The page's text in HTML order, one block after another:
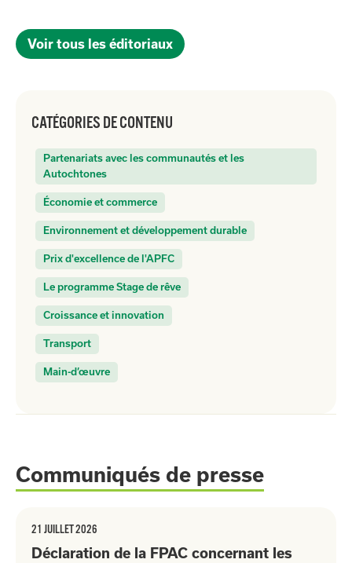
Voir tous les éditoriaux
CATÉGORIES DE CONTENU
Partenariats avec les communautés et les
Autochtones
Économie et commerce
Environnement et développement durable
Prix d'excellence de l'APFC
Le programme Stage de rêve
Croissance et innovation
Transport
Main-d’œuvre
Communiqués de presse
21 JUILLET 2026
Déclaration de la FPAC concernant les